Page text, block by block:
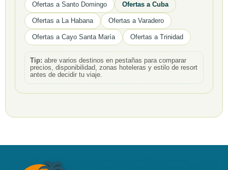
Ofertas a Santo Domingo Ofertas a Cuba
Ofertas a La Habana Ofertas a Varadero
Ofertas a Cayo Santa María Ofertas a Trinidad
Tip: abre varios destinos en pestañas para comparar
precios, disponibilidad, zonas hoteleras y estilo de resort
antes de decidir tu viaje.